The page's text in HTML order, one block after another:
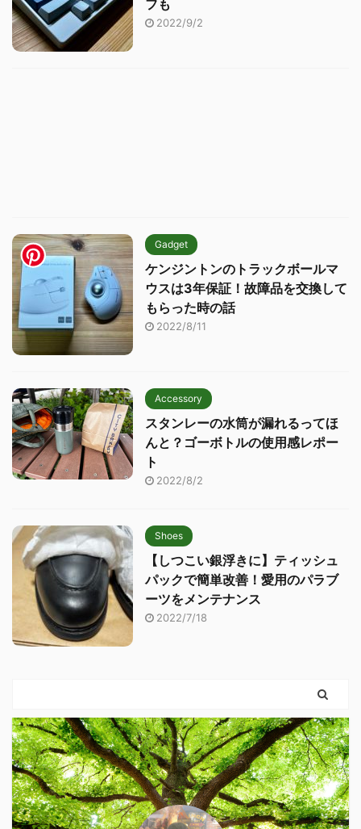
フも
2022/9/2
Gadget
ケンジントンのトラックボールマ
ウスは3年保証！故障品を交換して
もらった時の話
2022/8/11
Accessory
スタンレーの水筒が漏れるってほ
んと？ゴーボトルの使用感レポー
ト
2022/8/2
Shoes
【しつこい銀浮きに】ティッシュ
パックで簡単改善！愛用のパラブ
ーツをメンテナンス
2022/7/18